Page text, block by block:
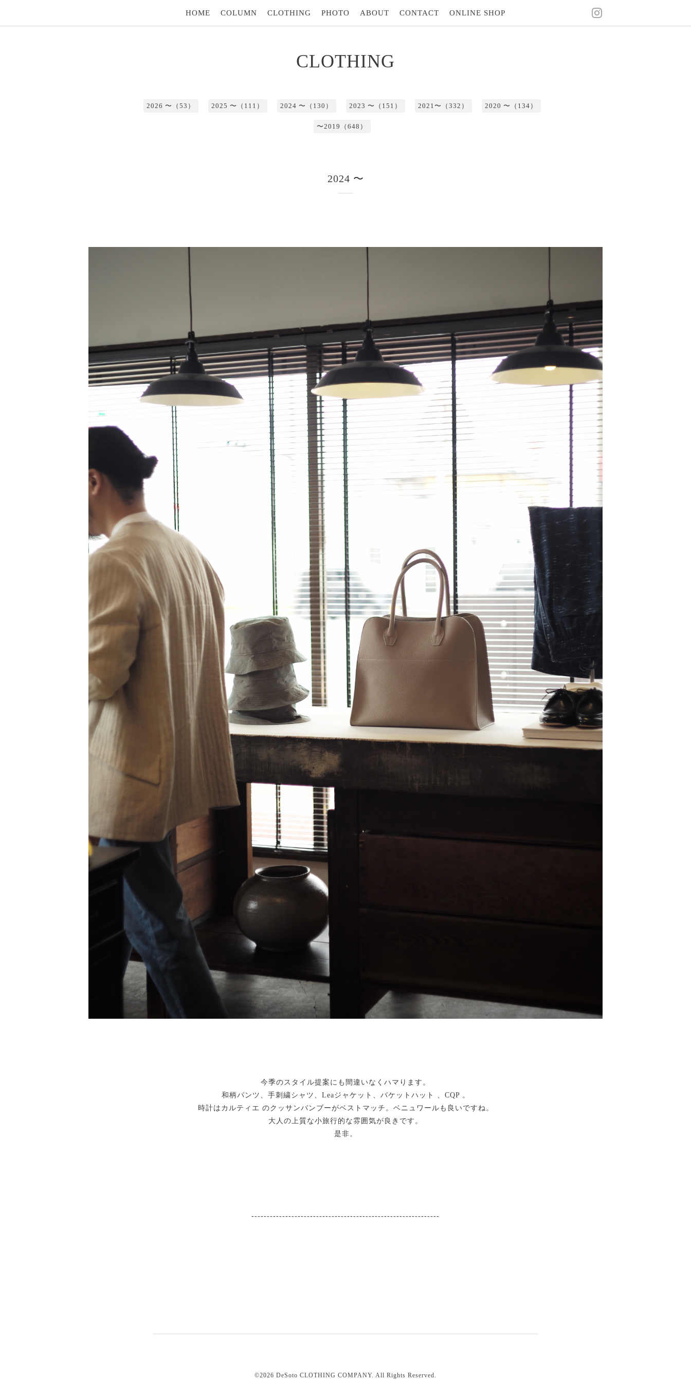
HOME COLUMN CLOTHING PHOTO ABOUT CONTACT ONLINE SHOP
CLOTHING
2026 〜（53） 2025 〜（111） 2024 〜（130） 2023 〜（151） 2021〜（332） 2020 〜（134）
〜2019（648）
2024 〜
今季のスタイル提案にも間違いなくハマります。
和柄パンツ、手刺繍シャツ、Leaジャケット、バケットハット 、CQP 。
時計はカルティエ のクッサンバンブーがベストマッチ。ベニュワールも良いですね。
大人の上質な小旅行的な雰囲気が良きです。
是非。
-------------------------------------------------------------
©2026 DeSoto CLOTHING COMPANY. All Rights Reserved.